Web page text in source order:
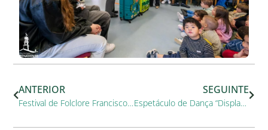
ANTERIOR
Festival de Folclore Francisco Figueiredo realizou-se no sábado em Benavente
SEGUINTE
Espetáculo de Dança “Display” fecha com “Chave de Ouro” o Mês da Dança